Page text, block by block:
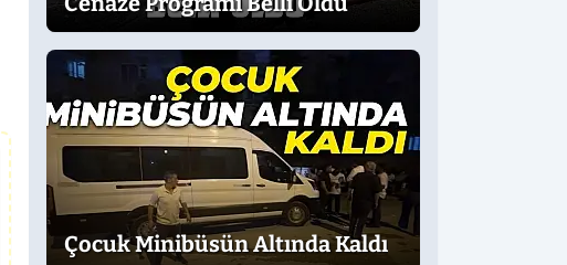
Çocuk Minibüsün Altında Kaldı